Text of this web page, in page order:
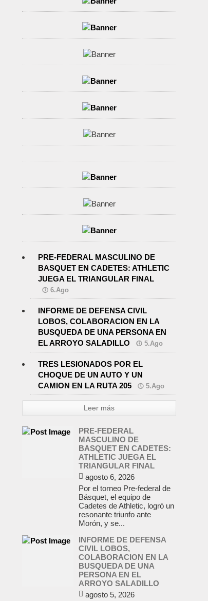
PRE-FEDERAL MASCULINO DE
BASQUET EN CADETES: ATHLETIC
JUEGA EL TRIANGULAR FINAL
6.Ago
INFORME DE DEFENSA CIVIL
LOBOS, COLABORACION EN LA
BUSQUEDA DE UNA PERSONA EN
EL ARROYO SALADILLO
5.Ago
TRES LESIONADOS POR EL
CHOQUE DE UN AUTO Y UN
CAMION EN LA RUTA 205
5.Ago
Leer más
PRE-FEDERAL
MASCULINO DE
BASQUET EN CADETES:
ATHLETIC JUEGA EL
TRIANGULAR FINAL
agosto 6, 2026
Por el torneo Pre-federal de
Básquet, el equipo de
Cadetes de Athletic, logró un
resonante triunfo ante
Morón, y se...
INFORME DE DEFENSA
CIVIL LOBOS,
COLABORACION EN LA
BUSQUEDA DE UNA
PERSONA EN EL
ARROYO SALADILLO
agosto 5, 2026